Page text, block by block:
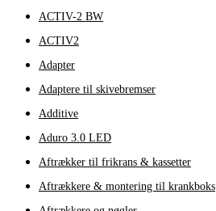
ACTIV-2 BW
ACTIV2
Adapter
Adaptere til skivebremser
Additive
Aduro 3.0 LED
Aftrækker til frikrans & kassetter
Aftrækkere & montering til krankboks